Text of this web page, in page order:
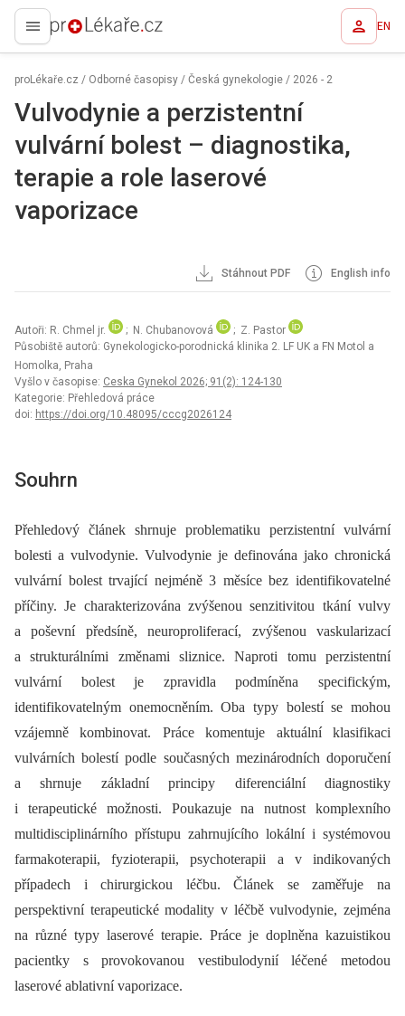
proLékaře.cz EN
proLékaře.cz / Odborné časopisy / Česká gynekologie / 2026 - 2
Vulvodynie a perzistentní
vulvární bolest – diagnostika,
terapie a role laserové
vaporizace
Stáhnout PDF English info
Autoři: R. Chmel jr. ; N. Chubanovová
; Z. Pastor
Působiště autorů: Gynekologicko-porodnická klinika 2. LF UK a FN Motol a
Homolka, Praha
Vyšlo v časopise: Ceska Gynekol 2026; 91(2): 124-130
Kategorie: Přehledová práce
doi: https://doi.org/10.48095/cccg2026124
Souhrn
Přehledový článek shrnuje problematiku perzistentní vulvární
bolesti a vulvodynie. Vulvodynie je definována jako chronická
vulvární bolest trvající nejméně 3 měsíce bez identifikovatelné
příčiny. Je charakterizována zvýšenou senzitivitou tkání vulvy
a poševní předsíně, neuroproliferací, zvýšenou vaskularizací
a strukturálními změnami sliznice. Naproti tomu perzistentní
vulvární bolest je zpravidla podmíněna specifickým,
identifikovatelným onemocněním. Oba typy bolestí se mohou
vzájemně kombinovat. Práce komentuje aktuální klasifikaci
vulvárních bolestí podle současných mezinárodních doporučení
a shrnuje základní principy diferenciální diagnostiky
i terapeutické možnosti. Poukazuje na nutnost komplexního
multidisciplinárního přístupu zahrnujícího lokální i systémovou
farmakoterapii, fyzioterapii, psychoterapii a v indikovaných
případech i chirurgickou léčbu. Článek se zaměřuje na
perspektivní terapeutické modality v léčbě vulvodynie, zejména
na různé typy laserové terapie. Práce je doplněna kazuistikou
pacientky s provokovanou vestibulodynií léčené metodou
laserové ablativní vaporizace.